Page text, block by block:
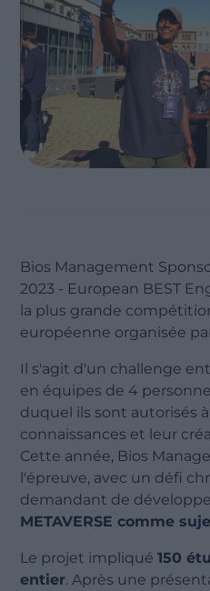
Bios Management
2023 - European BEST
la plus grande
européenne organisée
Il s'agit d'un challenge
en équipes de 4
duquel ils sont autorisés
connaissances et leur
Cette année, Bios
l'épreuve, avec un défi
demandant de
METAVERSE comme
Le projet impliqué150
entier. Après une